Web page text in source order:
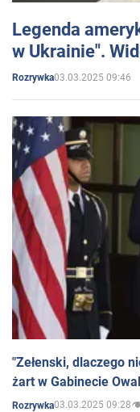
Legenda
w Ukrainie".
Rozrywka03.03.2025 09:46
"Zełenski, dlaczego
żart w Gabinecie
Rozrywka03.03.2025 09:28